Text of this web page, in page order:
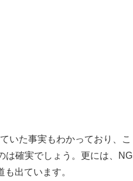
いた事実もわかっており、こ
は確実でしょう。更には、NG
出ています。